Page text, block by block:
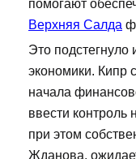
помогают
Верхняя Салда
Это
экономики. Кипр
начала
ввести
при этом
Жданова,